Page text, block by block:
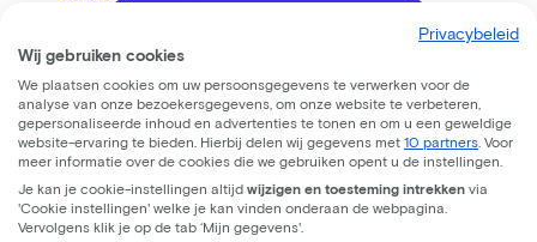
Racefietsen
Urban fietsen
Gravelbikes
Mountainbikes
Stadsfietsen
Aangepaste fietsen
Alle fietsen
Privacybeleid
Wij gebruiken cookies
We plaatsen cookies om uw persoonsgegevens te verwerken voor de
analyse van onze bezoekersgegevens, om onze website te verbeteren,
gepersonaliseerde inhoud en advertenties te tonen en om u een geweldige
website-ervaring te bieden. Hierbij delen wij gegevens met 10 partners . Voor
meer informatie over de cookies die we gebruiken opent u de instellingen.
Je kan je cookie-instellingen altijd wijzigen en toesteming intrekken via
'Cookie instellingen' welke je kan vinden onderaan de webpagina.
Vervolgens klik je op de tab ‘Mijn gegevens'.